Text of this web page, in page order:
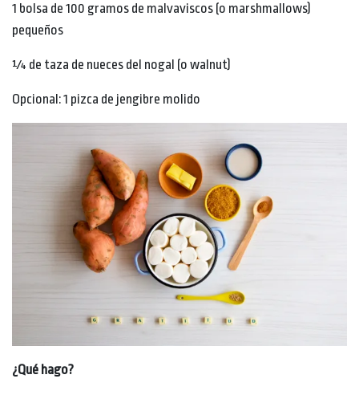
1 bolsa de 100 gramos de malvaviscos (o marshmallows)
pequeños
¼ de taza de nueces del nogal (o walnut)
Opcional: 1 pizca de jengibre molido
¿Qué hago?